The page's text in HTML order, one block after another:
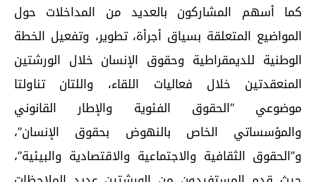
كما أسهم المشاركون بالعديد من المداخلات حول
المواضيع المتعلقة بسياق أجرأة، تطوير، وتفعيل الخطة
الوطنية للديمقراطية وحقوق الإنسان خلال الورشتين
المنعقدتين خلال فعاليات اللقاء، واللتان تناولتا
موضوعي “الحقوق الفئوية والإطار القانوني
والمؤسساتي الخاص بالنهوض بحقوق الإنسان”،
و”الحقوق الثقافية والاجتماعية والاقتصادية والبيئية”،